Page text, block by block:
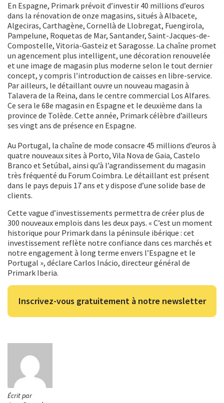
Écrit par
En Espagne, Primark prévoit d’investir 40 millions d’euros
dans la rénovation de onze magasins, situés à Albacete,
Algeciras, Carthagène, Cornellà de Llobregat, Fuengirola,
Pampelune, Roquetas de Mar, Santander, Saint-Jacques-de-
Compostelle, Vitoria-Gasteiz et Saragosse. La chaîne promet
un agencement plus intelligent, une décoration renouvelée
et une image de magasin plus moderne selon le tout dernier
concept, y compris l’introduction de caisses en libre-service.
Par ailleurs, le détaillant ouvre un nouveau magasin à
Talavera de la Reina, dans le centre commercial Los Alfares.
Ce sera le 68e magasin en Espagne et le deuxième dans la
province de Tolède. Cette année, Primark célèbre d’ailleurs
ses vingt ans de présence en Espagne.
Au Portugal, la chaîne de mode consacre 45 millions d’euros à
quatre nouveaux sites à Porto, Vila Nova de Gaia, Castelo
Branco et Setúbal, ainsi qu’à l’agrandissement du magasin
très fréquenté du Forum Coimbra. Le détaillant est présent
dans le pays depuis 17 ans et y dispose d’une solide base de
clients.
Cette vague d’investissements permettra de créer plus de
300 nouveaux emplois dans les deux pays. « C’est un moment
historique pour Primark dans la péninsule ibérique : cet
investissement reflète notre confiance dans ces marchés et
notre engagement à long terme envers l’Espagne et le
Portugal », déclare Carlos Inácio, directeur général de
Primark Iberia.
Inscrivez-vous gratuitement à notre newsletter